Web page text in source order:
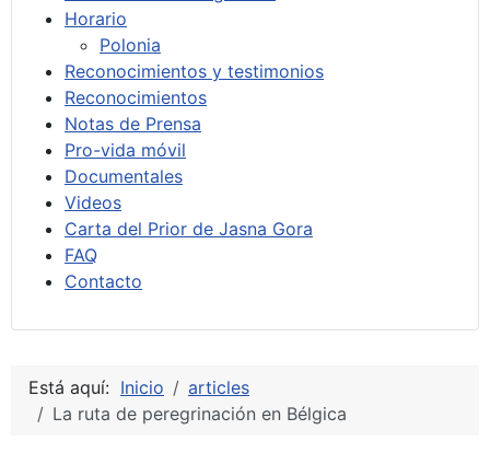
Horario
Polonia
Reconocimientos y testimonios
Reconocimientos
Notas de Prensa
Pro-vida móvil
Documentales
Videos
Carta del Prior de Jasna Gora
FAQ
Contacto
Está aquí: Inicio
articles
La ruta de peregrinación en Bélgica